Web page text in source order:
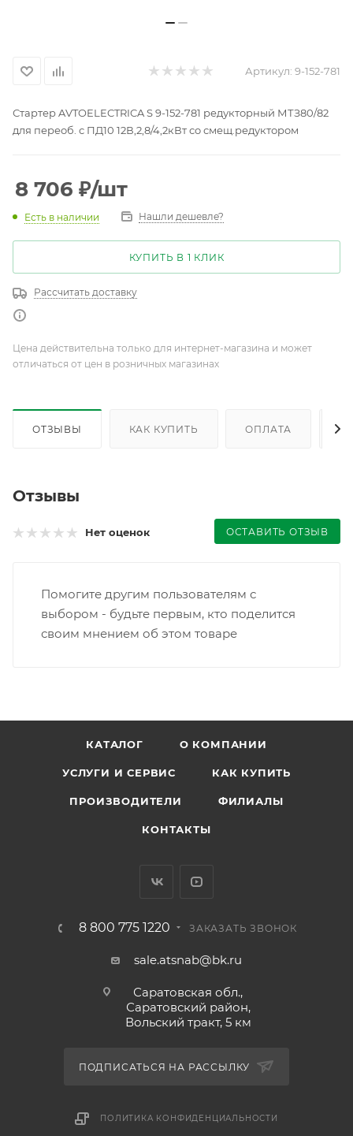
Артикул: 9-152-781
Стартер AVTOELECTRICA S 9-152-781 редукторный МТЗ80/82
для переоб. с ПД10 12В,2,8/4,2кВт со смещ.редуктором
8 706 ₽/шт
Есть в наличии Нашли дешевле?
КУПИТЬ В 1 КЛИК
Рассчитать доставку
Цена действительна только для интернет-магазина и может
отличаться от цен в розничных магазинах
ОТЗЫВЫ КАК КУПИТЬ ОПЛАТА
Отзывы
Нет оценок ОСТАВИТЬ ОТЗЫВ
Помогите другим пользователям с
выбором - будьте первым, кто поделится
своим мнением об этом товаре
КАТАЛОГ О КОМПАНИИ
УСЛУГИ И СЕРВИС КАК КУПИТЬ
ПРОИЗВОДИТЕЛИ ФИЛИАЛЫ
КОНТАКТЫ
8 800 775 1220 ЗАКАЗАТЬ ЗВОНОК
sale.atsnab@bk.ru
Саратовская обл.,
Саратовский район,
Вольский тракт, 5 км
ПОДПИСАТЬСЯ НА РАССЫЛКУ
ПОЛИТИКА КОНФИДЕНЦИАЛЬНОСТИ